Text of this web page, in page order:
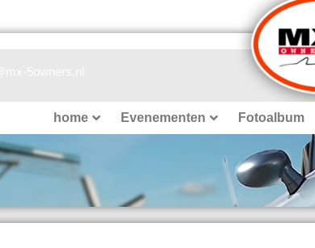
home Evenementen Fotoalbum